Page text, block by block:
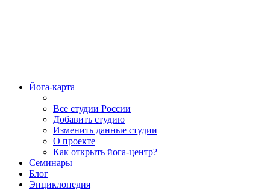
Йога-карта
Все студии России
Добавить студию
Изменить данные студии
О проекте
Как открыть йога-центр?
Семинары
Блог
Энциклопедия